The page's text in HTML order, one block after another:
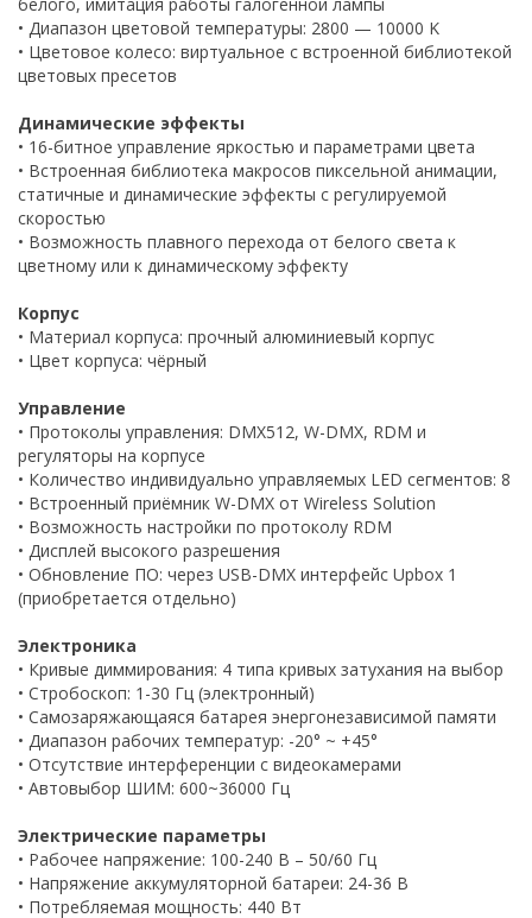
• Диапазон цветовой температуры: 2800 — 10000 K
• Цветовое колесо: виртуальное с встроенной библиотекой
цветовых пресетов
Динамические эффекты
• 16-битное управление яркостью и параметрами цвета
• Встроенная библиотека макросов пиксельной анимации,
статичные и динамические эффекты с регулируемой
скоростью
• Возможность плавного перехода от белого света к
цветному или к динамическому эффекту
Корпус
• Материал корпуса: прочный алюминиевый корпус
• Цвет корпуса: чёрный
Управление
• Протоколы управления: DMX512, W-DMX, RDM и
регуляторы на корпусе
• Количество индивидуально управляемых LED сегментов: 8
• Встроенный приёмник W-DMX от Wireless Solution
• Возможность настройки по протоколу RDM
• Дисплей высокого разрешения
• Обновление ПО: через USB-DMX интерфейс Upbox 1
(приобретается отдельно)
Электроника
• Кривые диммирования: 4 типа кривых затухания на выбор
• Стробоскоп: 1-30 Гц (электронный)
• Самозаряжающаяся батарея энергонезависимой памяти
• Диапазон рабочих температур: -20° ~ +45°
• Отсутствие интерференции с видеокамерами
• Автовыбор ШИМ: 600~36000 Гц
Электрические параметры
• Рабочее напряжение: 100-240 В – 50/60 Гц
• Напряжение аккумуляторной батареи: 24-36 В
• Потребляемая мощность: 440 Вт